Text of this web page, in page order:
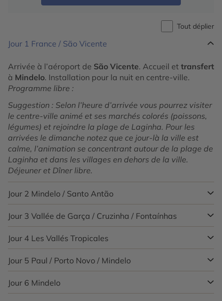
Tout déplier
Jour 1 France / São Vicente
Arrivée à l’aéroport de São Vicente. Accueil et transfert
à Mindelo. Installation pour la nuit en centre-ville.
Programme libre :
Suggestion : Selon l’heure d’arrivée vous pourrez visiter
le centre-ville animé et ses marchés colorés (poissons,
légumes) et rejoindre la plage de Laginha. Pour les
arrivées le dimanche notez que ce jour-là la ville est
calme, l’animation se concentrant autour de la plage de
Laginha et dans les villages en dehors de la ville.
Déjeuner et Dîner libre.
Jour 2 Mindelo / Santo Antão
Petit déjeuner. Excursion la route de la Corde, les Crêtes
etRibeira Grande.Ferry (1h de traversée)pour Porto
Novo, sur l’île de Santo Antão
journée vous fait découvrir plusieurs choses :
l’historique route pavée deCorda qui déroule ses
pavées sur 36 kilomètres tout d’abord, mais aussi la
multitude de paysages
versant aride tout d’abord qui surplombe le port et fait
Jour 3 Vallée de Garça / Cruzinha / Fontaínhas
Petit déjeuner. Journée contrastée, entre la découverte
desvallées de Caibros, avec ses canaux d’irrigation
suspendus et celle deGarça, cultivée dans sa partie
haute et dotée d’un barrage dans sa partie basse.
Passage par le village fleuri de Cha d’Igreja puis par le
village de pêcheur deCruzinhafaisant face à l’océan
Jour 4 Les Vallés Tropicales
Petit déjeuner. Cette journée vous réserve un
programme haut en couleur avec les vallées les plus
vertes et le phare de la pointe de l’île. La journée
commence dansRibeira da Torre, une vallée
Jour 5 Paul / Porto Novo / Mindelo
Après le petit déjeuner,
la route côtière.Traversée en ferry pour Mindelo.
Jour 6 Mindelo